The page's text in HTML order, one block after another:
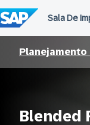
para
o
conteúdo
Blended